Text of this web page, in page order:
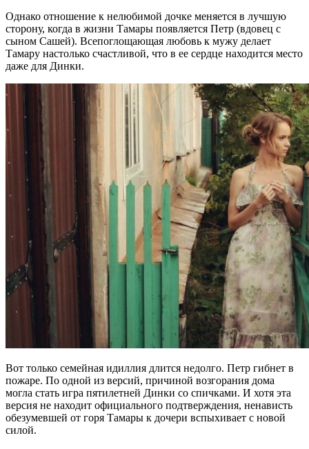
Однако отношение к нелюбимой дочке меняется в лучшую
сторону, когда в жизни Тамары появляется Петр (вдовец с
сыном Сашей). Всепоглощающая любовь к мужу делает
Тамару настолько счастливой, что в ее сердце находится место
даже для Динки.
Вот только семейная идиллия длится недолго. Петр гибнет в
пожаре. По одной из версий, причиной возгорания дома
могла стать игра пятилетней Динки со спичками. И хотя эта
версия не находит официального подтверждения, ненависть
обезумевшей от горя Тамары к дочери вспыхивает с новой
силой.